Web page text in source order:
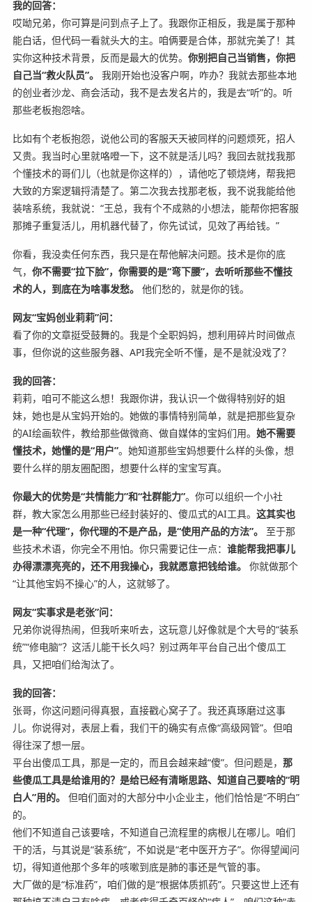
我的回答：
哎呦兄弟，你可算是问到点子上了。我跟你正相反，我是属于那种
能白话，但代码一看就头大的主。咱俩要是合体，那就完美了！其
实你这种技术背景，反而是最大的优势。 你别把自己当销售，你把
自己当“救火队员”。
我刚开始也没客户啊，咋办？我就去那些本地
的创业者沙龙、商会活动，我不是去发名片的，我是去“听”的。听
那些老板抱怨啥。
比如有个老板抱怨，说他公司的客服天天被同样的问题烦死，招人
又贵。我当时心里就咯噔一下，这不就是活儿吗？我回去就找我那
个懂技术的哥们儿（也就是你这样的），请他吃了顿烧烤，帮我把
大致的方案逻辑捋清楚了。第二次我去找那老板，我不说我能给他
装啥系统，我就说：“王总，我有个不成熟的小想法，能帮你把客服
那摊子重复活儿，用机器代替了，你先试试，见效了再给钱。”
你看，我没卖任何东西，我只是在帮他解决问题。技术是你的底
气， 你不需要“拉下脸”，你需要的是“弯下腰”，去听听那些不懂技
术的人，到底在为啥事发愁。
他们愁的，就是你的钱。
网友“宝妈创业莉莉”问：
看了你的文章挺受鼓舞的。我是个全职妈妈，想利用碎片时间做点
事，但你说的这些服务器、API我完全听不懂，是不是就没戏了？
我的回答：
莉莉，咱可不能这么想！我跟你讲，我认识一个做得特别好的姐
妹，她也是从宝妈开始的。她做的事情特别简单，就是把那些复杂
的AI绘画软件，教给那些做微商、做自媒体的宝妈们用。 她不需要
懂技术，她懂的是“用户”。她知道那些宝妈想要什么样的头像，想
要什么样的朋友圈配图，想要什么样的宝宝写真。
你最大的优势是“共情能力”和“社群能力”。你可以组织一个小社
群，教大家怎么用那些已经封装好的、傻瓜式的AI工具。 这其实也
是一种“代理”，你代理的不是产品，是“使用产品的方法”。
至于那
些技术术语，你完全不用怕。你只需要记住一点： 谁能帮我把事儿
办得漂漂亮亮的，还不用我操心，我就愿意把钱给谁。
你就做那个
“让其他宝妈不操心”的人，这就够了。
网友“实事求是老张”问：
兄弟你说得热闹，但我听来听去，这玩意儿好像就是个大号的“装系
统”“修电脑”？这活儿能干长久吗？别过两年平台自己出个傻瓜工
具，又把咱们给淘汰了。
我的回答：
张哥，你这问题问得真狠，直接戳心窝子了。我还真琢磨过这事
儿。你说得对，表层上看，我们干的确实有点像“高级网管”。但咱
得往深了想一层。
平台出傻瓜工具，那是一定的，而且会越来越“傻”。但问题是， 那
些傻瓜工具是给谁用的？是给已经有清晰思路、知道自己要啥的“明
白人”用的。
但咱们面对的大部分中小企业主，他们恰恰是“不明白”
的。
他们不知道自己该要啥，不知道自己流程里的病根儿在哪儿。咱们
干的活，与其说是“装系统”，不如说是“老中医开方子”。你得望闻问
切，得知道他那个多年的咳嗽到底是肺的事还是气管的事。
大厂做的是“标准药”，咱们做的是“根据体质抓药”。只要这世上还有